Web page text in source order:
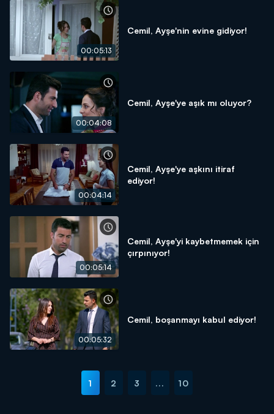
00:05:13
Cemil, Ayşe'nin evine gidiyor!
00:04:08
Cemil, Ayşe'ye aşık mı oluyor?
00:04:14
Cemil, Ayşe'ye aşkını itiraf
ediyor!
00:05:14
Cemil, Ayşe'yi kaybetmemek için
çırpınıyor!
00:05:32
Cemil, boşanmayı kabul ediyor!
1 2 3 ... 10